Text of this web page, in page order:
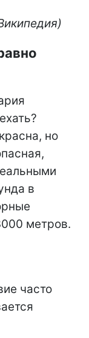
но
в
метров.
часто